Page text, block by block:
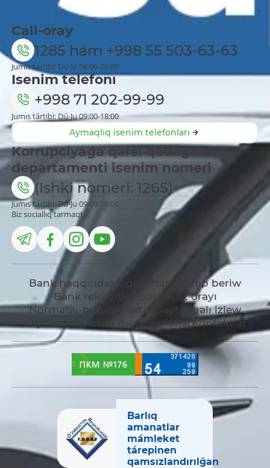
Call-oray
1285 hám +998 55 503-63-63
Jumıs tártibi: Dú-Ju 08:00-20:00
Isenim telefonı
+998 71 202-99-99
Jumıs tártibi: Dú-Ju 09:00-18:00
Aymaqlıq isenim telefonları
Korrupciyaǵa qarsı qadaǵalaw
departamenti isenim nomeri
(Ishki nomeri: 1265)
Jumıs tártibi: Dú-Ju 09:00-18:00
Biz sociallıq tarmaqta:
Bank haqqında Maǵlıwmattı ashıp beriw
Bank rekvizitleri
Baspasóz orayı
Normativ-huqıqıy aktler
Sayt arqalı izlew
Sayt kartası
Ashıq maǵlıwmatlarKontaktlar
Barlıq
amanatlar
mámleket
tárepinen
qamsızlandırılǵan